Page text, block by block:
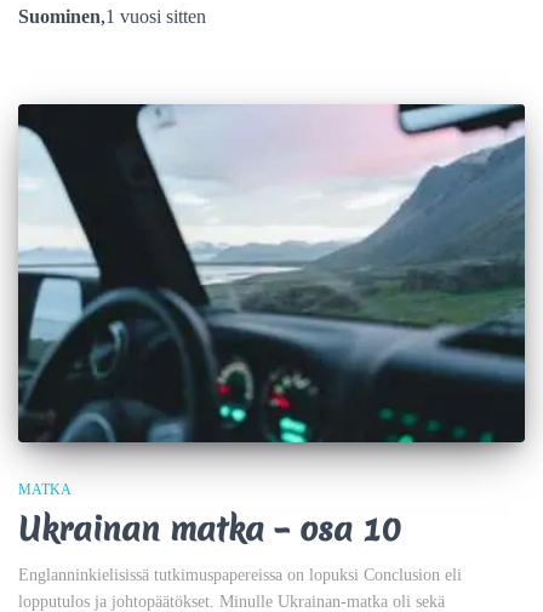
Suominen,1 vuosi sitten
MATKA
Ukrainan matka – osa 10
Englanninkielisissä tutkimuspapereissa on lopuksi Conclusion eli
lopputulos ja johtopäätökset. Minulle Ukrainan-matka oli sekä